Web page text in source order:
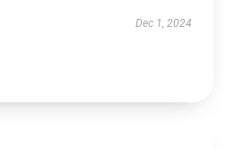
Dec 1, 2024